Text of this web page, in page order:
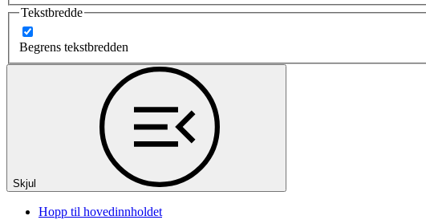
Tekstbredde
Begrens tekstbredden
Skjul
Hopp til hovedinnholdet